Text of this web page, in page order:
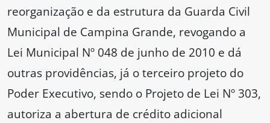
reorganização e da estrutura da Guarda Civil
Municipal de Campina Grande, revogando a
Lei Municipal Nº 048 de junho de 2010 e dá
outras providências, já o terceiro projeto do
Poder Executivo, sendo o Projeto de Lei Nº 303,
autoriza a abertura de crédito adicional